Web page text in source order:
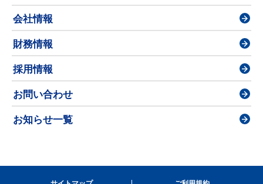
会社情報
財務情報
採用情報
お問い合わせ
お知らせ一覧